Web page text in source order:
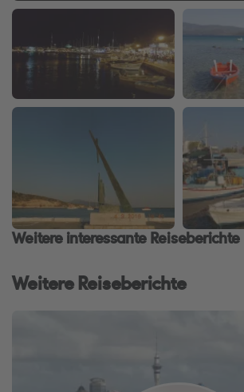
Weitere interessante Reiseberichte
Weitere Reiseberichte